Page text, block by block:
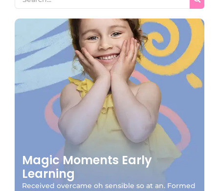
Magic Moments Early
Learning
Received overcame oh sensible so at an. Formed